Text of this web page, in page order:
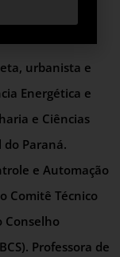
urbanista e
Energética e
e Ciências
Paraná.
e Automação
Comitê Técnico
Conselho
Professora de